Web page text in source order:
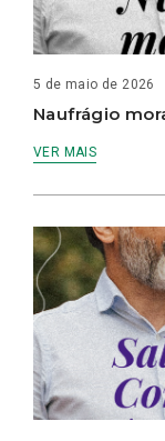
5 de maio de 2026
Naufrágio
VER MAIS